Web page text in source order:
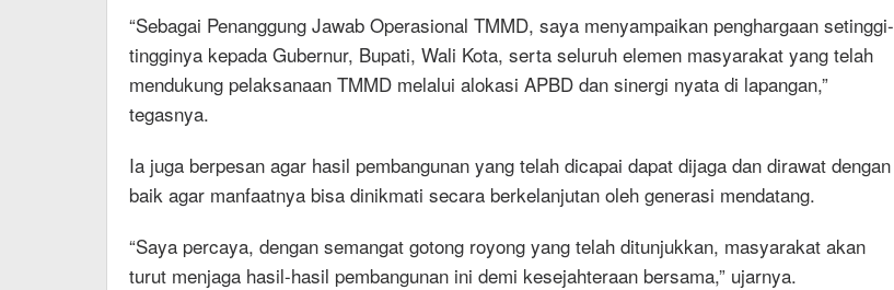
“Sebagai Penanggung Jawab Operasional TMMD, saya menyampaikan penghargaan setinggi-
tingginya kepada Gubernur, Bupati, Wali Kota, serta seluruh elemen masyarakat yang telah
mendukung pelaksanaan TMMD melalui alokasi APBD dan sinergi nyata di lapangan,”
tegasnya.
Ia juga berpesan agar hasil pembangunan yang telah dicapai dapat dijaga dan dirawat dengan
baik agar manfaatnya bisa dinikmati secara berkelanjutan oleh generasi mendatang.
“Saya percaya, dengan semangat gotong royong yang telah ditunjukkan, masyarakat akan
turut menjaga hasil-hasil pembangunan ini demi kesejahteraan bersama,” ujarnya.